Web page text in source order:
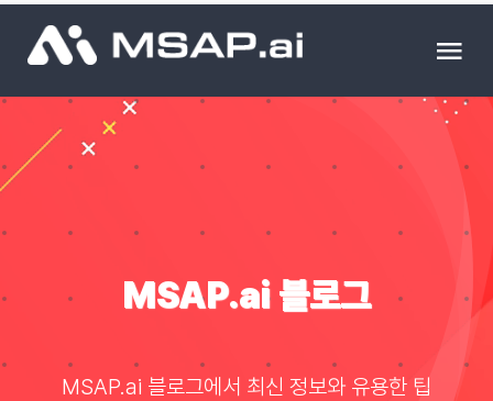
제품
MSAP.ai 블로그
MSAP.ai 블로그에서 최신 정보와 유용한 팁